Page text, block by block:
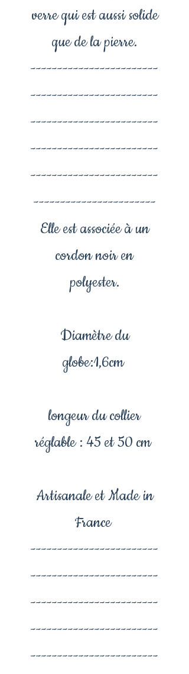
verre qui est aussi solide
que de la pierre.
------------------------
------------------------
------------------------
------------------------
------------------------
-----------------------
Elle est associée à un
cordon noir en
polyester.
Diamètre du
globe:1,6cm
longeur du collier
réglable : 45 et 50 cm
Artisanale et Made in
France
------------------------
------------------------
------------------------
------------------------
------------------------